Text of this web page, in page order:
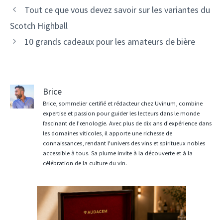
Navigation
des
Tout ce que vous devez savoir sur les variantes du
Scotch Highball
10 grands cadeaux pour les amateurs de bière
Brice
Brice, sommelier certifié et rédacteur chez Uvinum, combine
expertise et passion pour guider les lecteurs dans le monde
fascinant de l'œnologie. Avec plus de dix ans d'expérience dans
les domaines viticoles, il apporte une richesse de
connaissances, rendant l'univers des vins et spiritueux nobles
accessible à tous. Sa plume invite à la découverte et à la
célébration de la culture du vin.